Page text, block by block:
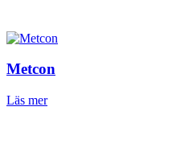
Metcon
Läs mer